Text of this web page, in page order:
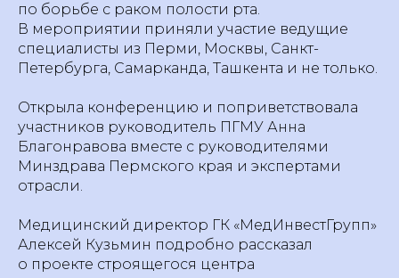
по борьбе с раком полости рта.
В мероприятии приняли участие ведущие
специалисты из Перми, Москвы, Санкт-
Петербурга, Самарканда, Ташкента и не только.
Открыла конференцию и поприветствовала
участников руководитель ПГМУ Анна
Благонравова вместе с руководителями
Минздрава Пермского края и экспертами
отрасли.
Медицинский директор ГК «МедИнвестГрупп»
Алексей Кузьмин подробно рассказал
о проекте строящегося центра